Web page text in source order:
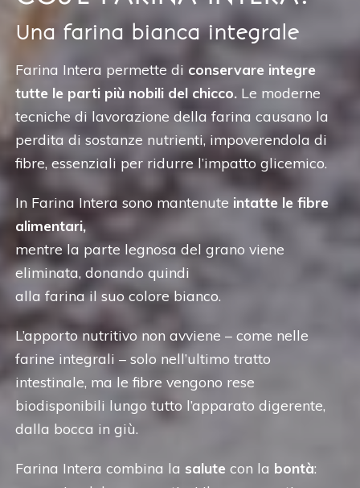
Una farina bianca integrale
Farina Intera permette di conservare integre
tutte le parti più nobili del chicco. Le moderne
tecniche di lavorazione della farina causano la
perdita di sostanze nutrienti, impoverendola di
fibre, essenziali per ridurre l’impatto glicemico.
In Farina Intera sono mantenute intatte le fibre
alimentari,
mentre la parte legnosa del grano viene
eliminata, donando quindi
alla farina il suo colore bianco.
L’apporto nutritivo non avviene – come nelle
farine integrali – solo nell’ultimo tratto
intestinale, ma le fibre vengono rese
biodisponibili lungo tutto l’apparato digerente,
dalla bocca in giù.
Farina Intera combina la salute con la bontà: